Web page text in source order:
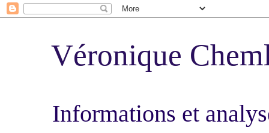
Véronique
Informations et